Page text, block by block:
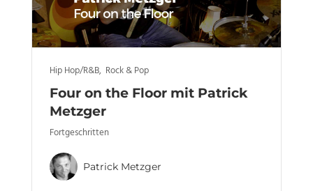
Hip Hop/R&B, Rock & Pop
Four on the Floor mit Patrick
Metzger
Fortgeschritten
Patrick Metzger